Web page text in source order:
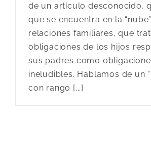
de un artículo desconocido,
que se encuentra en la
relaciones familiares, que
obligaciones de los hijos
sus padres como
ineludibles. Hablamos de un
con rango [...]